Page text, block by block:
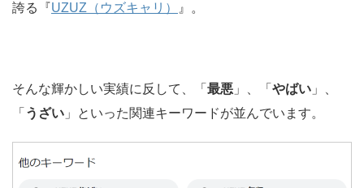
誇る『UZUZ（ウズキャリ） 』。
そんな輝かしい実績に反して、「 最悪 」、「 やばい 」、
「 うざい 」といった関連キーワードが並んでいます。